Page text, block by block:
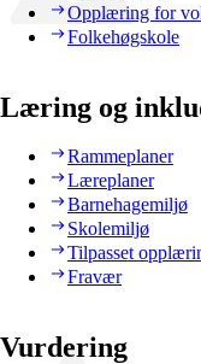
Opplæring for
Folkehøgskole
Læring og
Rammeplaner
Læreplaner
Barnehagemiljø
Skolemiljø
Tilpasset
Fravær
Vurdering